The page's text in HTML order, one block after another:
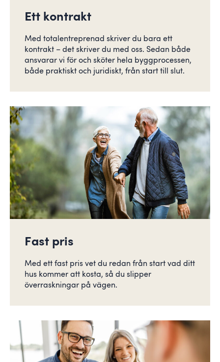
Ett kontrakt
Med totalentreprenad skriver du bara ett
kontrakt – det skriver du med oss. Sedan både
ansvarar vi för och sköter hela byggprocessen,
både praktiskt och juridiskt, från start till slut.
Fast pris
Med ett fast pris vet du redan från start vad ditt
hus kommer att kosta, så du slipper
överraskningar på vägen.